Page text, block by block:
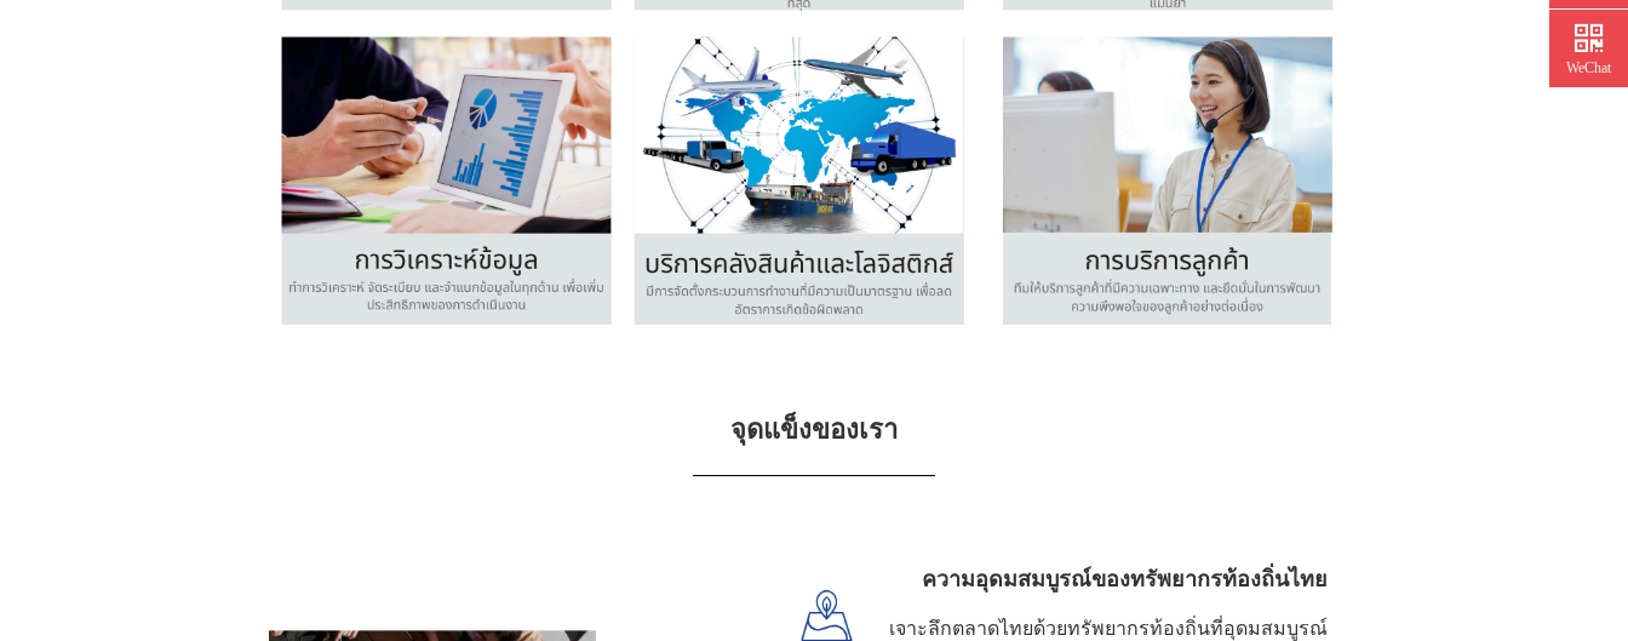
จุดแข็งของเรา
ความอุดมสมบูรณ์ของทรัพยากรท้องถิ่นไทย
เจาะลึกตลาดไทยด้วยทรัพยากรท้องถิ่นที่อุดมสมบูรณ์
WeChat